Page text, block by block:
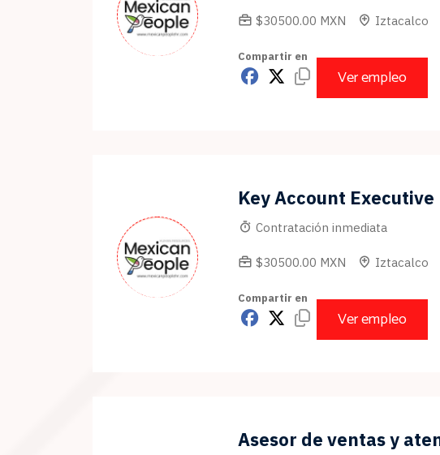
$30500.00 MXN Iztacalco
Compartir en
Ver empleo
Key Account Executive
Contratación inmediata
$30500.00 MXN Iztacalco
Compartir en
Ver empleo
Asesor de ventas y